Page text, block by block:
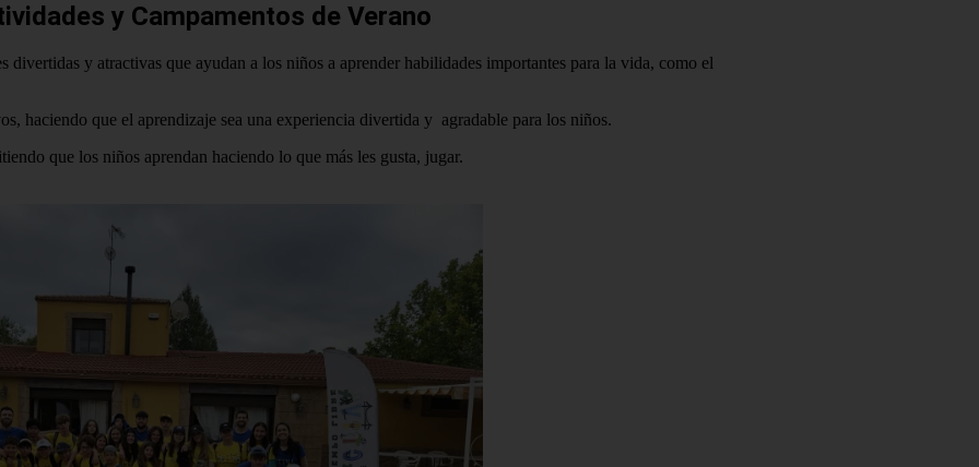
y Campamentos de Verano
divertidas y atractivas que ayudan a los niños a aprender habilidades importantes para la vida, como el
haciendo que el aprendizaje sea una experiencia divertida y agradable para los niños.
que los niños aprendan haciendo lo que más les gusta, jugar.